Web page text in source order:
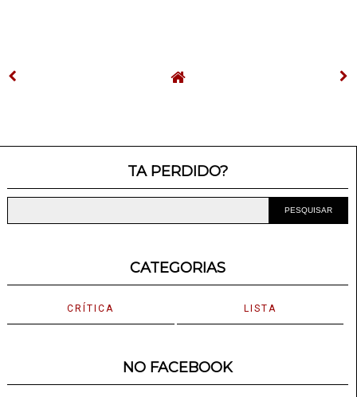
TA PERDIDO?
CATEGORIAS
CRÍTICA LISTA
NO FACEBOOK